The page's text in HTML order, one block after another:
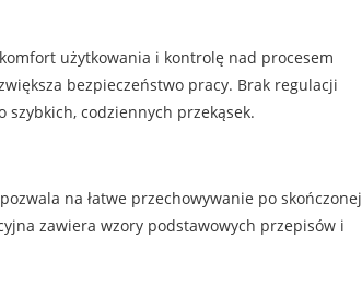
użytkowania i kontrolę nad procesem
bezpieczeństwo pracy. Brak regulacji
szybkich, codziennych przekąsek.
na łatwe przechowywanie po skończonej
zawiera wzory podstawowych przepisów i